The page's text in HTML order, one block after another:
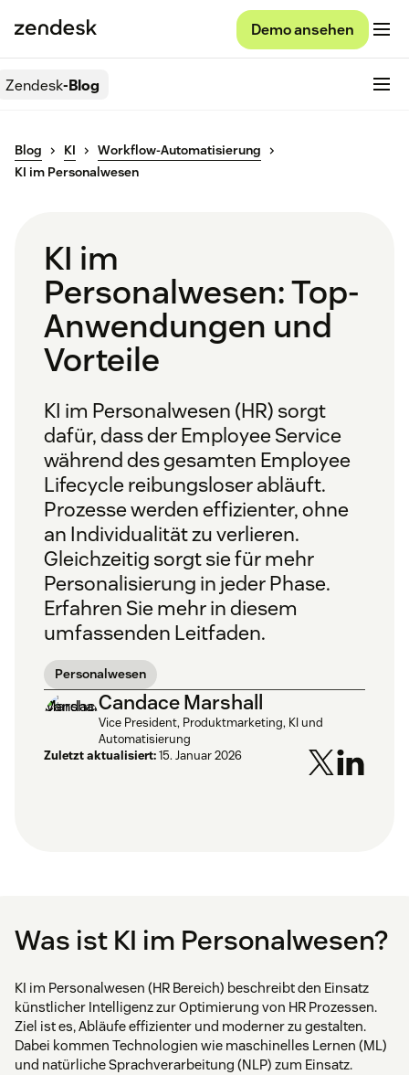
Demo ansehen
Zendesk-Blog
Blog KI
Workflow-Automatisierung
KI im Personalwesen
KI im
Personalwesen: Top-
Anwendungen und
Vorteile
KI im Personalwesen (HR) sorgt
dafür, dass der Employee Service
während des gesamten Employee
Lifecycle reibungsloser abläuft.
Prozesse werden effizienter, ohne
an Individualität zu verlieren.
Gleichzeitig sorgt sie für mehr
Personalisierung in jeder Phase.
Erfahren Sie mehr in diesem
umfassenden Leitfaden.
Personalwesen
Candace Marshall
Vice President, Produktmarketing, KI und
Automatisierung
Zuletzt aktualisiert:15. Januar 2026
Was ist KI im Personalwesen?
KI im Personalwesen (HR Bereich) beschreibt den Einsatz
künstlicher Intelligenz zur Optimierung von HR Prozessen.
Ziel ist es, Abläufe effizienter und moderner zu gestalten.
Dabei kommen Technologien wie maschinelles Lernen (ML)
und natürliche Sprachverarbeitung (NLP) zum Einsatz.